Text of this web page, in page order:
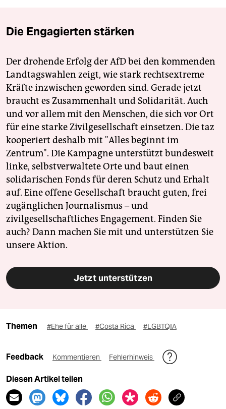
Die Engagierten stärken
Der drohende Erfolg der AfD bei den kommenden
Landtagswahlen zeigt, wie stark rechtsextreme
Kräfte inzwischen geworden sind. Gerade jetzt
braucht es Zusammenhalt und Solidarität. Auch
und vor allem mit den Menschen, die sich vor Ort
für eine starke Zivilgesellschaft einsetzen. Die taz
kooperiert deshalb mit "Alles beginnt im
Zentrum". Die Kampagne unterstützt bundesweit
linke, selbstverwaltete Orte und baut einen
solidarischen Fonds für deren Schutz und Erhalt
auf. Eine offene Gesellschaft braucht guten, frei
zugänglichen Journalismus – und
zivilgesellschaftliches Engagement. Finden Sie
auch? Dann machen Sie mit und unterstützen Sie
unsere Aktion.
Jetzt unterstützen
Themen #Ehe für alle #Costa Rica #LGBTQIA
Feedback Kommentieren Fehlerhinweis
Diesen Artikel teilen